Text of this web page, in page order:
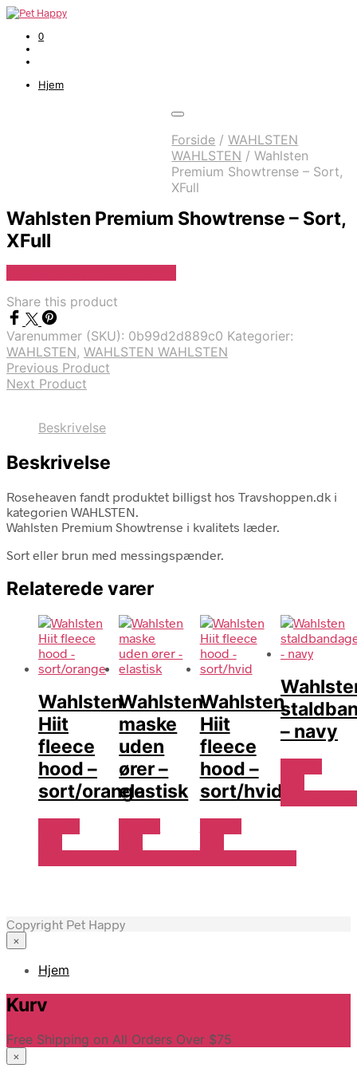
0
Hjem
Forside / WAHLSTEN
WAHLSTEN / Wahlsten
Premium Showtrense – Sort,
XFull
Wahlsten Premium Showtrense – Sort,
XFull
Share this product
Varenummer (SKU): 0b99d2d889c0 Kategorier:
WAHLSTEN, WAHLSTEN WAHLSTEN
Previous Product
Next Product
Beskrivelse
Beskrivelse
Roseheaven fandt produktet billigst hos Travshoppen.dk i
kategorien WAHLSTEN.
Wahlsten Premium Showtrense i kvalitets læder.
Sort eller brun med messingspænder.
Relaterede varer
Wahlsten
Hiit
fleece
hood –
sort/orange
Wahlsten
maske
uden
ører –
elastisk
Wahlsten
Hiit
fleece
hood –
sort/hvid
– navy
Hos
Copyright Pet Happy
×
Hjem
Kurv
Free Shipping on All Orders Over $75
×